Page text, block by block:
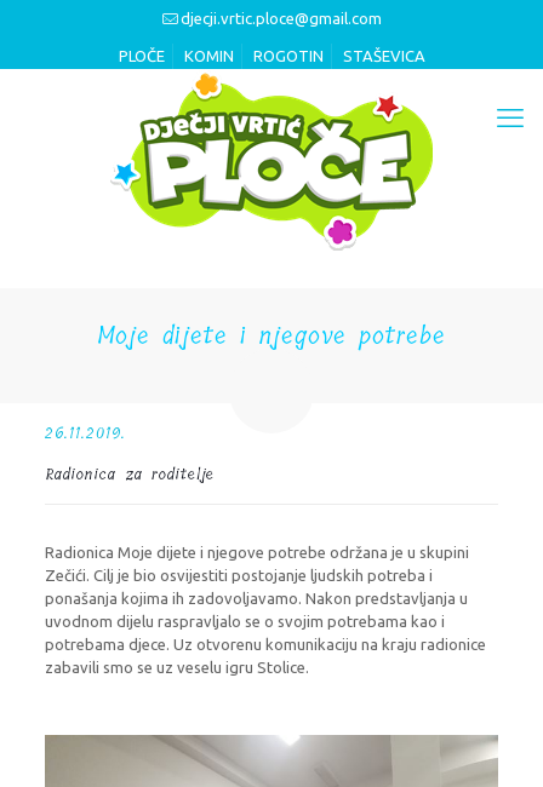
djecji.vrtic.ploce@gmail.com
PLOČE KOMIN ROGOTIN STAŠEVICA
Moje dijete i njegove potrebe
26.11.2019.
Radionica za roditelje
Radionica Moje dijete i njegove potrebe održana je u skupini
Zečići. Cilj je bio osvijestiti postojanje ljudskih potreba i
ponašanja kojima ih zadovoljavamo. Nakon predstavljanja u
uvodnom dijelu raspravljalo se o svojim potrebama kao i
potrebama djece. Uz otvorenu komunikaciju na kraju radionice
zabavili smo se uz veselu igru Stolice.